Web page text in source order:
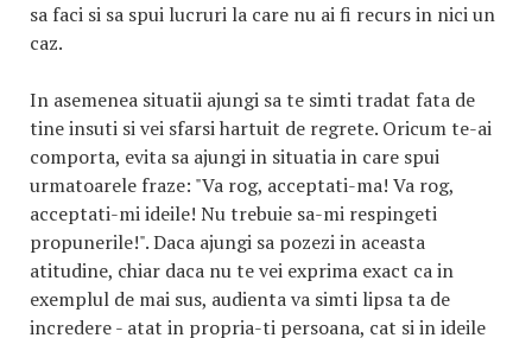
sa faci si sa spui lucruri la care nu ai fi recurs in nici un
caz.
In asemenea situatii ajungi sa te simti tradat fata de
tine insuti si vei sfarsi hartuit de regrete. Oricum te-ai
comporta, evita sa ajungi in situatia in care spui
urmatoarele fraze: "Va rog, acceptati-ma! Va rog,
acceptati-mi ideile! Nu trebuie sa-mi respingeti
propunerile!". Daca ajungi sa pozezi in aceasta
atitudine, chiar daca nu te vei exprima exact ca in
exemplul de mai sus, audienta va simti lipsa ta de
incredere - atat in propria-ti persoana, cat si in ideile